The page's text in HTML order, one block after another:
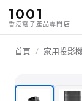
1001
香港電子產品專門店
首頁 / 家用投影機